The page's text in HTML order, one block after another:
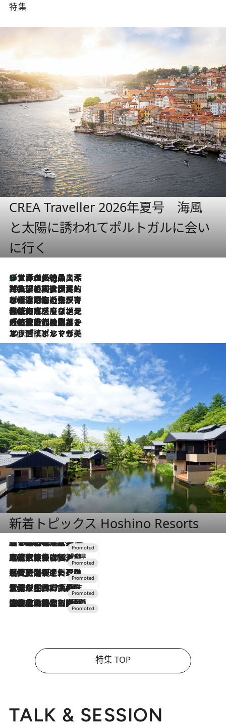
特集
CREA Traveller 2026年夏号 海風
と太陽に誘われてポルトガルに会い
に行く
1 Hour Ago
リスボンの絶品スイーツ「パステル・デ・ナタ」とは？ポルトガル伝統の奥深い世界へ
2026.7.27
「私の祖国はポルトガル語です」国民的詩人フェルナンド・ペソアと、彼が愛した文学の街を歩く
2026.7.26
ポルトガル近海が育む極上の海の幸。キリリと冷えた白ワインと愉しむ、シーフード専門店の贅沢
2026.7.22
伝統の味をモダンに昇華。高感度な地元客が集う、リスボンの最旬ガストロノミー
2026.7.21
大航海時代の栄華から、震災、独裁、そして革命へ。ポルトガル・首都リスボンの石畳に刻まれた「歴史の光と影」
2026.7.13
エッセイ・ヤマザキマリ「慎ましくも美しき国 ポルトガル」
新着トピックス Hoshino Resorts
2026.8.7
【トンボの足水浴】ヒノキの香りに包まれて涼感マックス！約13℃の湧水かけ流しを避暑地「星野温泉 トンボの湯」で体験
2026.7.31
【ホテル帰省】という選択肢をOMOが提案。家族とほどよい距離を保つには「昼は実家、夜は気兼ねなくホテルで！」
2026.7.24
【夏限定ディナーコース】旬を迎える稚鮎や花ズッキーニなどをイタリア・トスカーナの郷土料理の手法で満喫！
2026.7.17
「土佐和ハーブかき氷」がOMO7高知に登場！生姜、山椒、大葉など目にも舌にも涼を呼ぶ郷土の味
2026.7.10
NEW OPEN！【界 草津】名湯の地に誕生。趣の異なる2種の温泉と上州ならではの会席・蕎麦割烹など美食を味わう究極の癒やし旅
特集 TOP
TALK & SESSION